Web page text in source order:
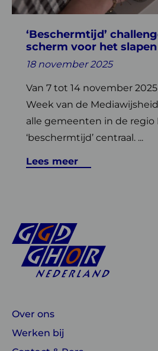
‘Beschermtijd’
scherm voor het
18 november 2025
Van 7 tot 14 november
Week van de
alle gemeenten in de regio
‘beschermtijd’ centraal. ...
Lees meer
het
gaan
(video)
Over ons
Werken bij